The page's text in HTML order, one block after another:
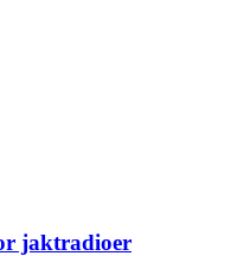
jaktradioer